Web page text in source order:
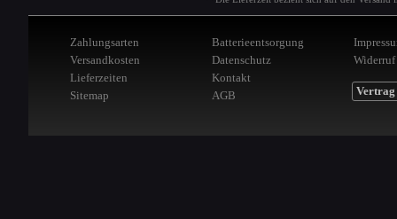
Zahlungsarten
Versandkosten
Lieferzeiten
Sitemap
Batterieentsorgung
Datenschutz
Kontakt
AGB
Widerruf